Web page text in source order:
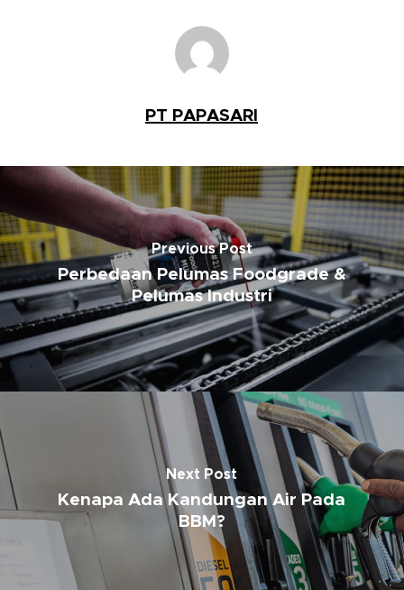
PT PAPASARI
Previous Post
Perbedaan Pelumas Foodgrade &
Pelumas Industri
Next Post
Kenapa Ada Kandungan Air Pada
BBM?